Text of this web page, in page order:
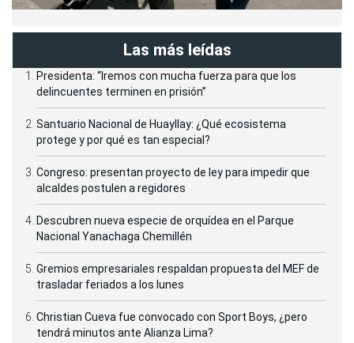
Las más leídas
Presidenta: “Iremos con mucha fuerza para que los
delincuentes terminen en prisión”
Santuario Nacional de Huayllay: ¿Qué ecosistema
protege y por qué es tan especial?
Congreso: presentan proyecto de ley para impedir que
alcaldes postulen a regidores
Descubren nueva especie de orquídea en el Parque
Nacional Yanachaga Chemillén
Gremios empresariales respaldan propuesta del MEF de
trasladar feriados a los lunes
Christian Cueva fue convocado con Sport Boys, ¿pero
tendrá minutos ante Alianza Lima?